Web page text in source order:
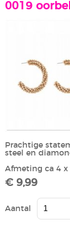
0019
Prachtige
steel en
Afmeting ca 4 x
€ 9,99
Aantal